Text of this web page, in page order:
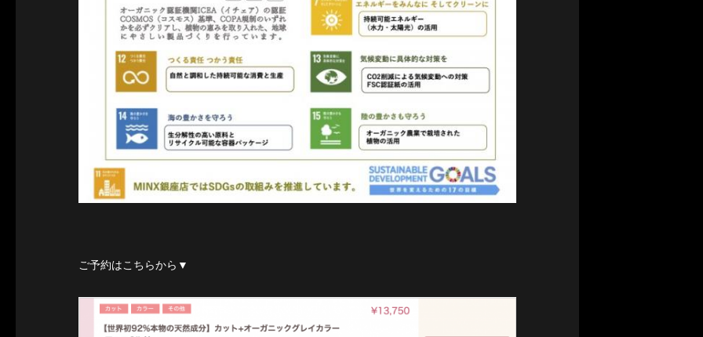
ご予約はこちらから▼